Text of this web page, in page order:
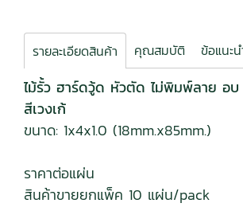
รายละเอียดสินค้า คุณสมบัติ ข้อแนะ
ไม้รั้ว ฮาร์ดวู้ด หัวตัด ไม่พิมพ์ลาย อ
สีเวงเก้
ขนาด: 1x4x1.0 (18mm.x85mm.)
ราคาต่อแผ่น
สินค้าขายยกแพ็ค 10 แผ่น/pack